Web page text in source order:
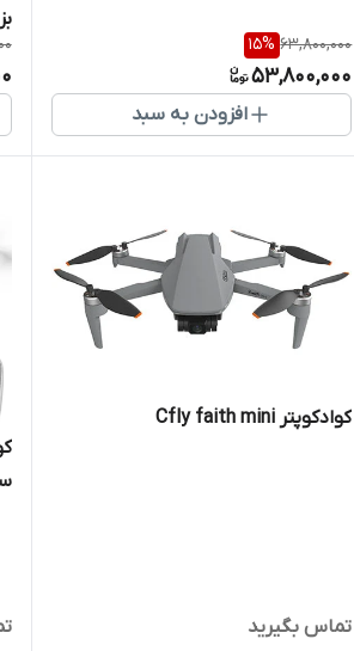
63,800,000
15%
53,800,000
افزودن به سبد
کوادکوپتر Cfly faith mini
تماس بگیرید